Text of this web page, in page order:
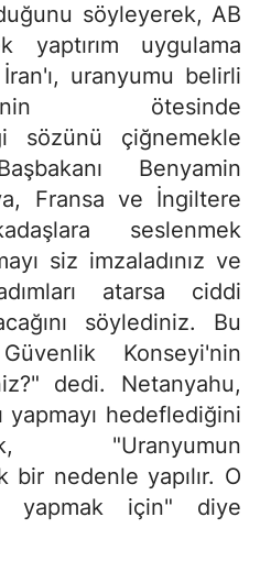
söyleyerek, AB
yaptırım uygulama
uranyumu belirli
ötesinde
sözünü çiğnemekle
Benyamin
Fransa ve İngiltere
seslenmek
siz imzaladınız ve
atarsa ciddi
söylediniz. Bu
Konseyi'nin
dedi. Netanyahu,
yapmayı hedeflediğini
"Uranyumun
nedenle yapılır. O
yapmak için" diye